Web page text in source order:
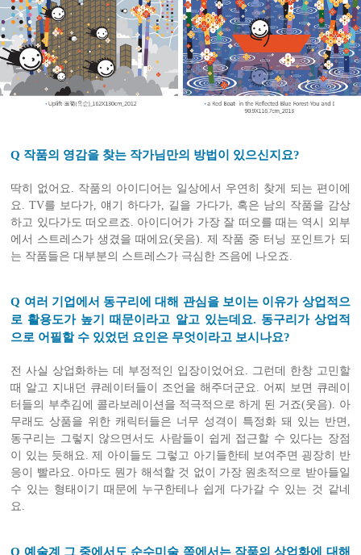
Q 작품의 영감을 찾는 작가님만의 방법이 있으신지요?
딱히 없어요. 작품의 아이디어는 일상에서 우연히 찾게 되는 편이에
요. TV를 보다가, 얘기 하다가, 길을 가다가, 혹은 남의 작품을 감상
하고 있다가도 떠오르죠. 아이디어가 가장 잘 떠오를 때는 역시 외부
에서 스트레스가 생겼을 때에요(웃음). 제 작품 중 터닝 포인트가 되
는 작품들은 대부분의 스트레스가 극심한 즈음에 나오죠.
Q 여러 기업에서 동구리에 대해 관심을 보이는 이유가 상업적으
로 활용도가 높기 때문이라고 알고 있는데요. 동구리가 상업적
으로 어필할 수 있었던 요인은 무엇이라고 보시나요?
전 사실 상업화하는 데 부정적인 입장이었어요. 그런데 한창 고민할
때 알고 지내던 큐레이터들이 조언을 해주더군요. 어찌 보면 큐레이
터들의 부추김에 콜라보레이션을 적극적으로 하게 된 거죠(웃음). 아
무래도 상품을 위한 캐릭터들은 너무 성격이 특정화 돼 있는 반면,
동구리는 그렇지 않으면서도 사람들이 쉽게 접근할 수 있다는 장점
이 있는 듯해요. 제 아이들도 그렇고 아기들한테 보여주면 굉장히 반
응이 빨라요. 아마도 뭔가 해석할 것 없이 가장 원초적으로 받아들일
수 있는 형태이기 때문에 누구한테나 쉽게 다가갈 수 있는 것 같네
요.
Q 예술계 그 중에서도 순수미술 쪽에서는 작품의 상업화에 대해